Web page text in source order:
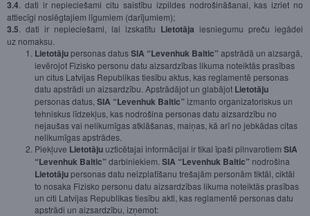
3.4 . dati ir nepieciešami citu saistību izpildes nodrošināšanai, kas izriet no
attiecīgi noslēgtajiem līgumiem (darījumiem);
3.5 . dati ir nepieciešami, lai izskatītu Lietotāja iesniegumu preču iegādei
uz nomaksu.
Lietotājupersonas datusSIA “Levenhuk Baltic”apstrādā un aizsargā,
ievērojot Fizisko personu datu aizsardzības likuma noteiktās prasības
un citus Latvijas Republikas tiesību aktus, kas reglamentē personas
datu apstrādi un aizsardzību. Apstrādājot un glabājot Lietotāju
personas datus, SIA “Levenhuk Baltic”izmanto organizatoriskus un
tehniskus līdzekļus, kas nodrošina personas datu aizsardzību no
nejaušas vai nelikumīgas atklāšanas, maiņas, kā arī no jebkādas citas
nelikumīgas apstrādes.
Piekļuve Lietotāju uzticētajai informācijai ir tikai īpaši pilnvarotiem SIA
“Levenhuk Baltic”darbiniekiem. SIA “Levenhuk Baltic” nodrošina
Lietotājupersonas datu neizplatīšanu trešajām personām tiktāl, ciktāl
to nosaka Fizisko personu datu aizsardzības likuma noteiktās prasības
un citi Latvijas Republikas tiesību akti, kas reglamentē personas datu
apstrādi un aizsardzību, izņemot: